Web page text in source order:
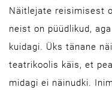
Näitlejate reisimisest
neist on püüdlikud,
kuidagi. Üks tänane
teatrikoolis käis, et
midagi ei näinudki.